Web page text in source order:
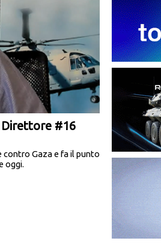
Direttore #16
Gaza e fa il punto
oggi.